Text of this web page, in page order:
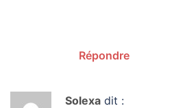
Répondre
Solexa dit :